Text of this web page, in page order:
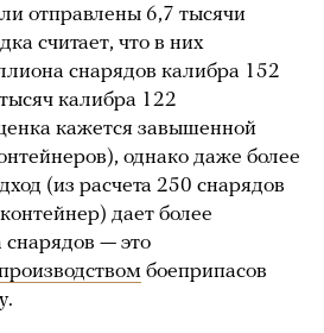
отправлены 6,7 тысячи
считает, что в них
снарядов калибра 152
калибра 122
кажется завышенной
однако даже более
(из расчета 250 снарядов
дает более
— это
боеприпасов